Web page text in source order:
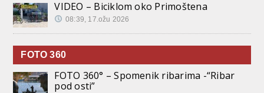
VIDEO – Biciklom oko Primoštena
08:39, 17.ožu 2026
FOTO 360
FOTO 360° – Spomenik ribarima -“Ribar
pod osti”